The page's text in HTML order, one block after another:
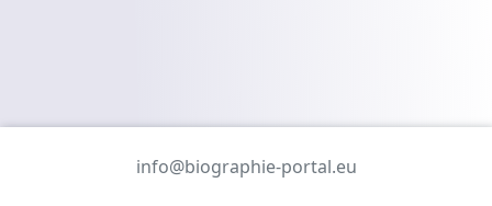
info@biographie-portal.eu